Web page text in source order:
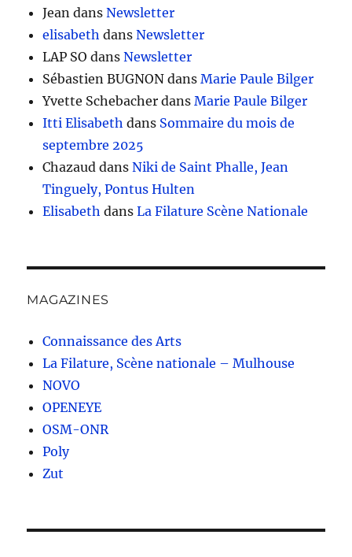
Jean dansNewsletter
elisabeth dansNewsletter
LAP SO dansNewsletter
Sébastien BUGNON dansMarie Paule Bilger
Yvette Schebacher dansMarie Paule Bilger
Itti Elisabeth dans Sommaire du mois de
septembre 2025
Chazaud dansNiki de Saint Phalle, Jean
Tinguely, Pontus Hulten
Elisabeth dansLa Filature Scène Nationale
MAGAZINES
Connaissance des Arts
La Filature, Scène nationale – Mulhouse
NOVO
OPENEYE
OSM-ONR
Poly
Zut